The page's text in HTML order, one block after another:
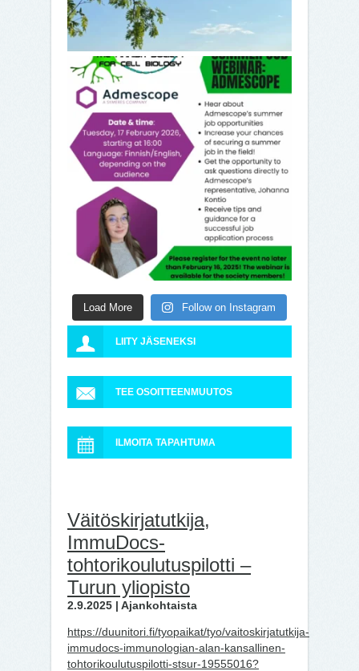
Load More Follow on Instagram
LIITY JÄSENEKSI
TEE OSOITTEENMUUTOS
ILMOITA TAPAHTUMA
Väitöskirjatutkija,
ImmuDocs-
tohtorikoulutuspilotti –
Turun yliopisto
2.9.2025 | Ajankohtaista
https://duunitori.fi/tyopaikat/tyo/vaitoskirjatutkija-
immudocs-immunologian-alan-kansallinen-
tohtorikoulutuspilotti-stsur-19555016?